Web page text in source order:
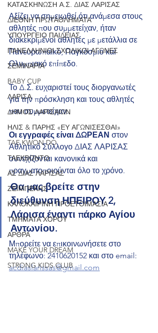
ΚΑΤΑΣΚΗΝΩΣΗ Α.Σ. ΔΙΑΣ ΛΑΡΙΣΑΣ
ΔΙΕΘΝΗ ΠΡΩΤΑΘΛΗΜΑΤΑ
ΥΠΟΥΡΓΕΙΟ ΠΑΙΔΕΙΑΣ
ΠΑΝΕΛΛΗΝΙΟΙ ΣΧΟΛΙΚΟΙ ΑΓΩΝΕΣ
ΣΕΜΙΝΑΡΙΑ
BABY CUP
ΛΑΡΙΣΑ
ΔΗΜΟΣ ΛΑΡΙΣΑΙΩΝ
ΗΛΙΣ & ΠΑΡΗΣ «ΕΥ ΑΓΩΝΙΣΕΣΘΑΙ»
TAE KWON DO
ΤΑΕΚΒΟΝΤΟ
ΑΣ ΔΙΑΣ ΛΑΡΙΣΑΣ
ΖΕΪΜΠΕΚΗΣ
ΚΑΛΟΚΑΙΡΙΝΗ ΠΡΟΕΤΟΙΜΑΣΙΑ
ΤΜΗΜΑΤΑ ΧΟΡΟΥ
ΑΡΘΡΑ
MAKE YOUR DREAM
STRONG KIDS CLUB
Αξίζει να σημειωθεί ότι ανάμεσα στους
αθλητές που συμμετείχαν, ήταν
διακεκριμένοι αθλητές με μετάλλια σε
Πανευρωπαϊκό, Παγκόσμιο και
Ολυμπιακό επίπεδο.
Το Δ.Σ. ευχαριστεί τους διοργανωτές
για την πρόσκληση και τους αθλητές
που συμμετείχαν.
Οι εγγραφές είναι ΔΩΡΕΑΝ στον
Αθλητικό Σύλλογο ΔΙΑΣ ΛΑΡΙΣΑΣ
συνεχίζονται κανονικά και
πραγματοποιούνται όλο το χρόνο.
Θα μας βρείτε στην
διεύθυνση ΗΠΕΙΡΟΥ 2,
Λάρισα έναντι πάρκο Αγίου
Αντωνίου.
Μπορείτε να επικοινωνήσετε στο
τηλέφωνο: 2410620152 και στο email:
acdiaslarissas@gmail.com